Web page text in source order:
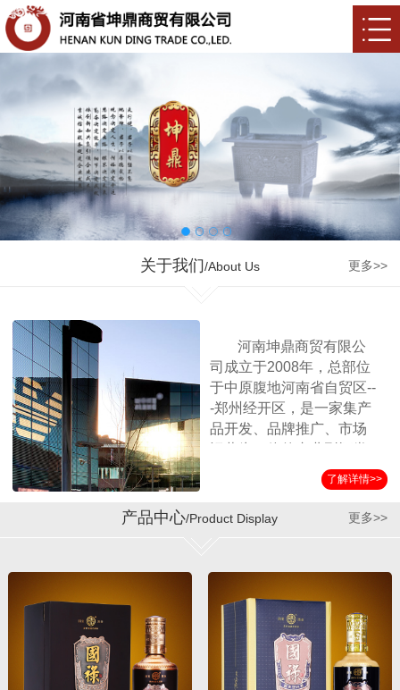
关于我们/About Us 更多>>
河南坤鼎商贸有限公
司成立于2008年，总部位
于中原腹地河南省自贸区--
-郑州经开区，是一家集产
品开发、品牌推广、市场
营销企业。公司始终坚持
以消费者诉求为导向，客
户满意为服务标准，秉承
的支持和公司员工的努力
公司自成立以来与贵州第
三大酱酒生产企业——贵
州省仁怀市茅台镇国宝酒
厂结为战略合作伙伴，经
了解详情>>
产品中心/Product Display 更多>>